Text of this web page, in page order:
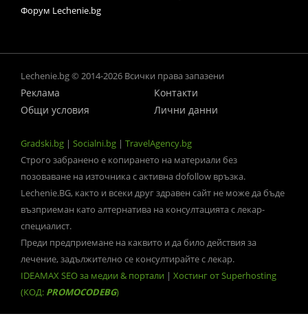
Форум Lechenie.bg
Lechenie.bg © 2014-2026 Всички права запазени
Реклама
Контакти
Общи условия
Лични данни
Gradski.bg | Socialni.bg | TravelAgency.bg
Строго забранено е копирането на материали без
позоваване на източника с активна dofollow връзка.
Lechenie.BG, както и всеки друг здравен сайт не може да бъде
възприеман като алтернатива на консултацията с лекар-
специалист.
Преди предприемане на каквито и да било действия за
лечение, задължително се консултирайте с лекар.
IDEAMAX SEO за медии & портали | Хостинг от Superhosting
(КОД: PROMOCODEBG)